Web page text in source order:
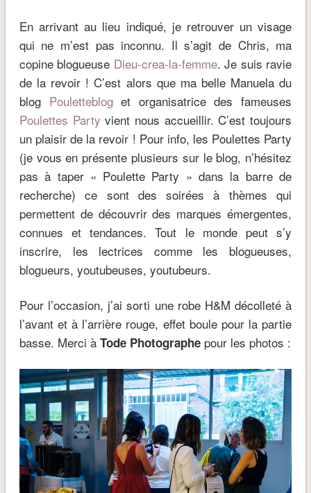
En arrivant au lieu indiqué, je retrouver un visage
qui ne m’est pas inconnu. Il s’agit de Chris, ma
copine blogueuse Dieu-crea-la-femme. Je suis ravie
de la revoir ! C’est alors que ma belle Manuela du
blog Poulettebloget organisatrice des fameuses
Poulettes Party vient nous accueillir. C’est toujours
un plaisir de la revoir ! Pour info, les Poulettes Party
(je vous en présente plusieurs sur le blog, n’hésitez
pas à taper « Poulette Party » dans la barre de
recherche) ce sont des soirées à thèmes qui
permettent de découvrir des marques émergentes,
connues et tendances. Tout le monde peut s’y
inscrire, les lectrices comme les blogueuses,
blogueurs, youtubeuses, youtubeurs.
Pour l’occasion, j’ai sorti une robe H&M décolleté à
l’avant et à l’arrière rouge, effet boule pour la partie
basse. Merci à Tode Photographepour les photos :